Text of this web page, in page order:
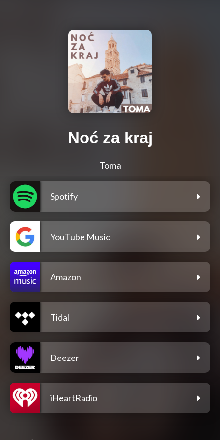
Noć za kraj
Toma
Spotify
YouTube Music
Amazon
Tidal
Deezer
iHeartRadio